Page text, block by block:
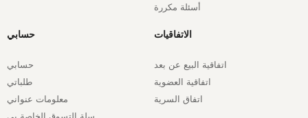
أسئلة مكررة
حسابي
حسابي
طلباتي
معلومات عنواني
سلة التسوق الخاصة بي
الاتفاقيات
اتفاقية البيع عن بعد
اتفاقية العضوية
اتفاق السرية